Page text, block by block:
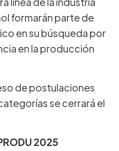
formarán parte de
en su búsqueda por
en la producción
de postulaciones
se cerrará el
2025